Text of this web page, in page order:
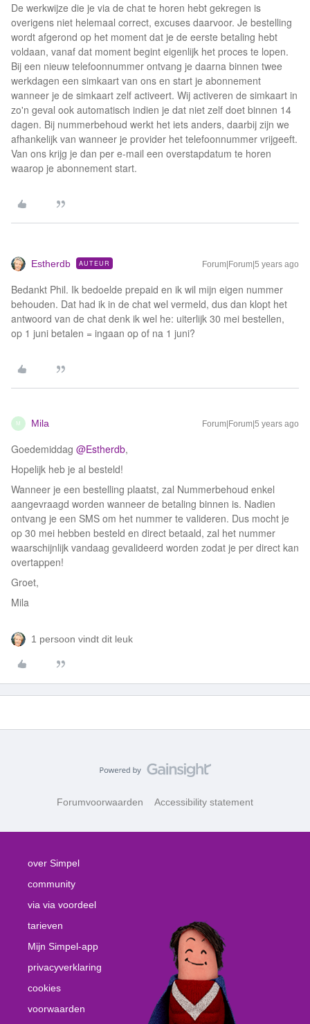
De werkwijze die je via de chat te horen hebt gekregen is
overigens niet helemaal correct, excuses daarvoor. Je bestelling
wordt afgerond op het moment dat je de eerste betaling hebt
voldaan, vanaf dat moment begint eigenlijk het proces te lopen.
Bij een nieuw telefoonnummer ontvang je daarna binnen twee
werkdagen een simkaart van ons en start je abonnement
wanneer je de simkaart zelf activeert. Wij activeren de simkaart in
zo'n geval ook automatisch indien je dat niet zelf doet binnen 14
dagen. Bij nummerbehoud werkt het iets anders, daarbij zijn we
afhankelijk van wanneer je provider het telefoonnummer vrijgeeft.
Van ons krijg je dan per e-mail een overstapdatum te horen
waarop je abonnement start.
Estherdb AUTEUR Forum|Forum|5 years ago
Bedankt Phil. Ik bedoelde prepaid en ik wil mijn eigen nummer
behouden. Dat had ik in de chat wel vermeld, dus dan klopt het
antwoord van de chat denk ik wel he: uiterlijk 30 mei bestellen,
op 1 juni betalen = ingaan op of na 1 juni?
M Mila Forum|Forum|5 years ago
Goedemiddag @Estherdb,
Hopelijk heb je al besteld!
Wanneer je een bestelling plaatst, zal Nummerbehoud enkel
aangevraagd worden wanneer de betaling binnen is. Nadien
ontvang je een SMS om het nummer te valideren. Dus mocht je
op 30 mei hebben besteld en direct betaald, zal het nummer
waarschijnlijk vandaag gevalideerd worden zodat je per direct kan
overtappen!
Groet,
Mila
1 persoon vindt dit leuk
Forumvoorwaarden Accessibility statement
over Simpel
community
via via voordeel
tarieven
Mijn Simpel-app
privacyverklaring
cookies
voorwaarden